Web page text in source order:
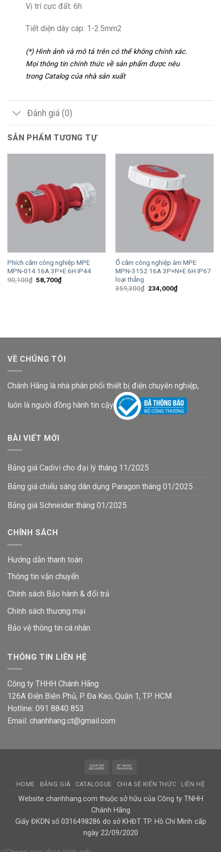
Vị trí cực đất: 6h
Tiết diện dây cáp: 1-2.5mm2
(*) Hình ảnh và mô tả trên có thể không chính xác.
Mọi thông tin chính thức về sản phẩm được nêu
trong Catalog của nhà sản xuất
Đánh giá (0)
SẢN PHẨM TƯƠNG TỰ
Phích cắm công nghiệp MPE
MPN-014 16A 3P+E 6H IP44
90,100₫ Giá
gốc
58,700₫Giá
hiện
Ổ cắm công nghiệp âm MPE
MPN-3152 16A 3P+N+E 6H IP67
loại thẳng
359,300₫ Giá
234,000₫Giá
hiện
VỀ CHÚNG TÔI
Chánh Hãng là nhà phân phối thiết bị điện chuyên nghiệp,
luôn là người đồng hành tin cậy
BÀI VIẾT MỚI
Bảng giá Cadivi cho đại lý tháng 11/2025
Bảng giá chiếu sáng dân dụng Paragon tháng 01/2025
Bảng giá Schneider tháng 01/2025
CHÍNH SÁCH
Hướng dẫn thanh toán
Thông tin vận chuyển
Chính sách Bảo hành & đổi trả
Chính sách thương mại
Bảo vệ thông tin cá nhân
THÔNG TIN LIÊN HỆ
Công ty THHH Chánh Hãng
126A Điện Biên Phủ, P. Đa Kao, Quận 1, TP. HCM
Hotline: 091 8840 853
Email: chanhhang.ct@gmail.com
Cash
Delivery
HOME BẢNG GIÁ CATALOGUE CHIA SẺ KIẾN THỨC LIÊN HỆ
Website chanhhang.com thuộc sở hữu của Công ty TNHH
Chánh Hãng
Giấy ĐKDN số 0316498286 do sở KHĐT TP. Hồ Chí Minh cấp
ngày 22/09/2020